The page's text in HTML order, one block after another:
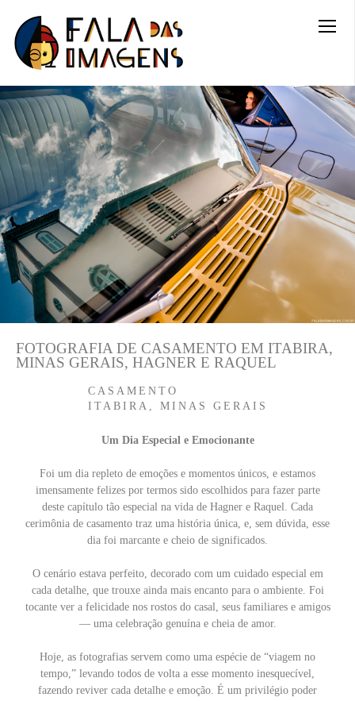
CASAMENTO
ITABIRA, MINAS GERAIS
FOTOGRAFIA DE CASAMENTO EM ITABIRA,
MINAS GERAIS, HAGNER E RAQUEL
Um Dia Especial e Emocionante
Foi um dia repleto de emoções e momentos únicos, e estamos
imensamente felizes por termos sido escolhidos para fazer parte
deste capítulo tão especial na vida de Hagner e Raquel. Cada
cerimônia de casamento traz uma história única, e, sem dúvida, esse
dia foi marcante e cheio de significados.
O cenário estava perfeito, decorado com um cuidado especial em
cada detalhe, que trouxe ainda mais encanto para o ambiente. Foi
tocante ver a felicidade nos rostos do casal, seus familiares e amigos
— uma celebração genuína e cheia de amor.
Hoje, as fotografias servem como uma espécie de “viagem no
tempo,” levando todos de volta a esse momento inesquecível,
fazendo reviver cada detalhe e emoção. É um privilégio poder